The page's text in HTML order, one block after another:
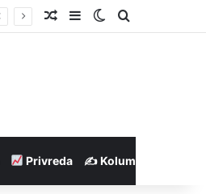
Nasumičan članak
SidebarSwitch skin
Pretraga
Privreda ✍️ Kolumne